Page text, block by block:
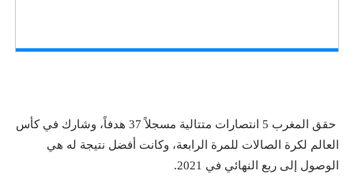
حقق المغرب 5 انتصارات متتالية مسجلاً 37 هدفاً، وشارك في كأس
العالم لكرة الصالات للمرة الرابعة، وكانت أفضل نتيجة له هي
الوصول إلى ربع النهائي في 2021.